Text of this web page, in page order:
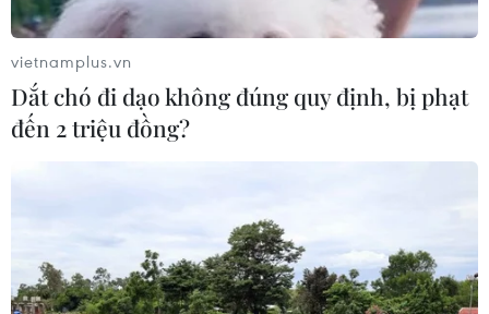
SJC lên ngưỡng 143,3 triệu đồng mỗi
lượng
06/08/2026 02:12
Giá vàng ngày 6/8: Bảng giá tại các
Giá dầu thô biến động nhẹ khi triển
vietnamplus.vn
Dắt chó đi dạo không đúng quy định, bị phạt
đến 2 triệu đồng?